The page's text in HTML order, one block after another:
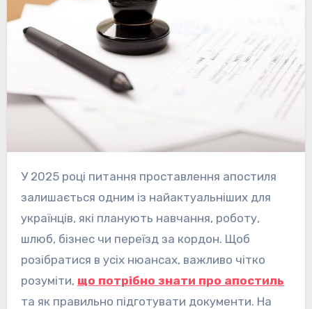
У 2025 році питання проставлення апостиля
залишається одним із найактуальніших для
українців, які планують навчання, роботу,
шлюб, бізнес чи переїзд за кордон. Щоб
розібратися в усіх нюансах, важливо чітко
розуміти, що потрібно знати про апостиль
та як правильно підготувати документи. На